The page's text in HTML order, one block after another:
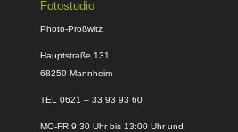
Fotostudio
Photo-Proßwitz
Hauptstraße 131
68259 Mannheim
TEL 0621 – 33 93 93 60
MO-FR 9:30 Uhr bis 13:00 Uhr und